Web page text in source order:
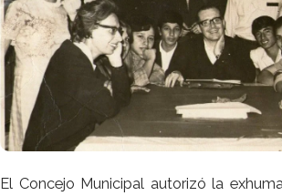
El Concejo Municipal autorizó la